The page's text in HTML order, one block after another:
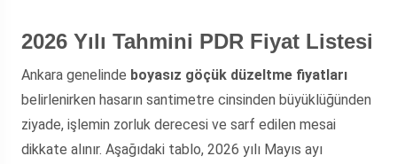
2026 Yılı Tahmini PDR Fiyat Listesi
Ankara genelinde boyasız göçük düzeltme fiyatları
belirlenirken hasarın santimetre cinsinden büyüklüğünden
ziyade, işlemin zorluk derecesi ve sarf edilen mesai
dikkate alınır. Aşağıdaki tablo, 2026 yılı Mayıs ayı